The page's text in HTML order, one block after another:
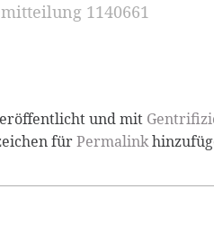
1140661
und mit
fürPermalink